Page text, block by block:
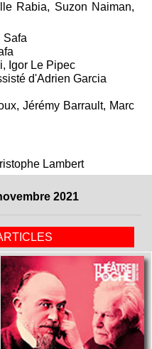
Rabia, Suzon Naiman,
Safa
Igor Le Pipec
d'Adrien Garcia
Jérémy Barrault, Marc
Lambert
2021